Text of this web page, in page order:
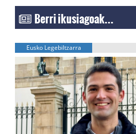
Berri ikusiagoak...
Eusko Legebiltzarra